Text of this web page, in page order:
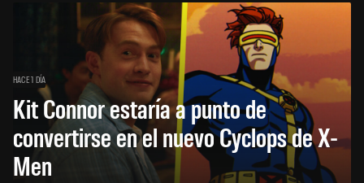
HACE 1 DÍA
Kit Connor estaría a punto de
convertirse en el nuevo Cyclops de X-
Men